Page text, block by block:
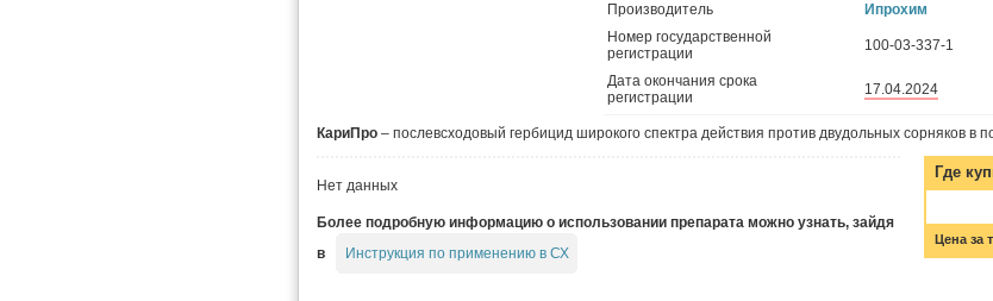
Производитель
Ипрохим
Номер государственной
регистрации
100-03-337-1
Дата окончания срока
регистрации
17.04.2024
КариПро – послевсходовый гербицид широкого спектра действия против двудольных сорняков в
Где
Цена за
Нет данных
Более подробную информацию о использовании препарата можно узнать, зайдя
в
Инструкция по применению в СХ